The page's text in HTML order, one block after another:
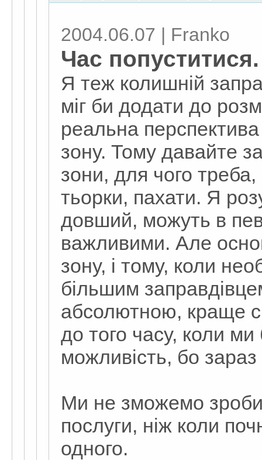
2004.06.07 | Franko
Час попуститися.
Я теж колишній
міг би додати до
реальна
зону. Тому давайте
зони, для чого треба,
тьорки, пахати. Я
довший, можуть в
важливими. Але
зону, і тому, коли
більшим
абсолютною, краще
до того часу, коли ми
можливість, бо зараз
Ми не зможемо
послуги, ніж коли
одного.